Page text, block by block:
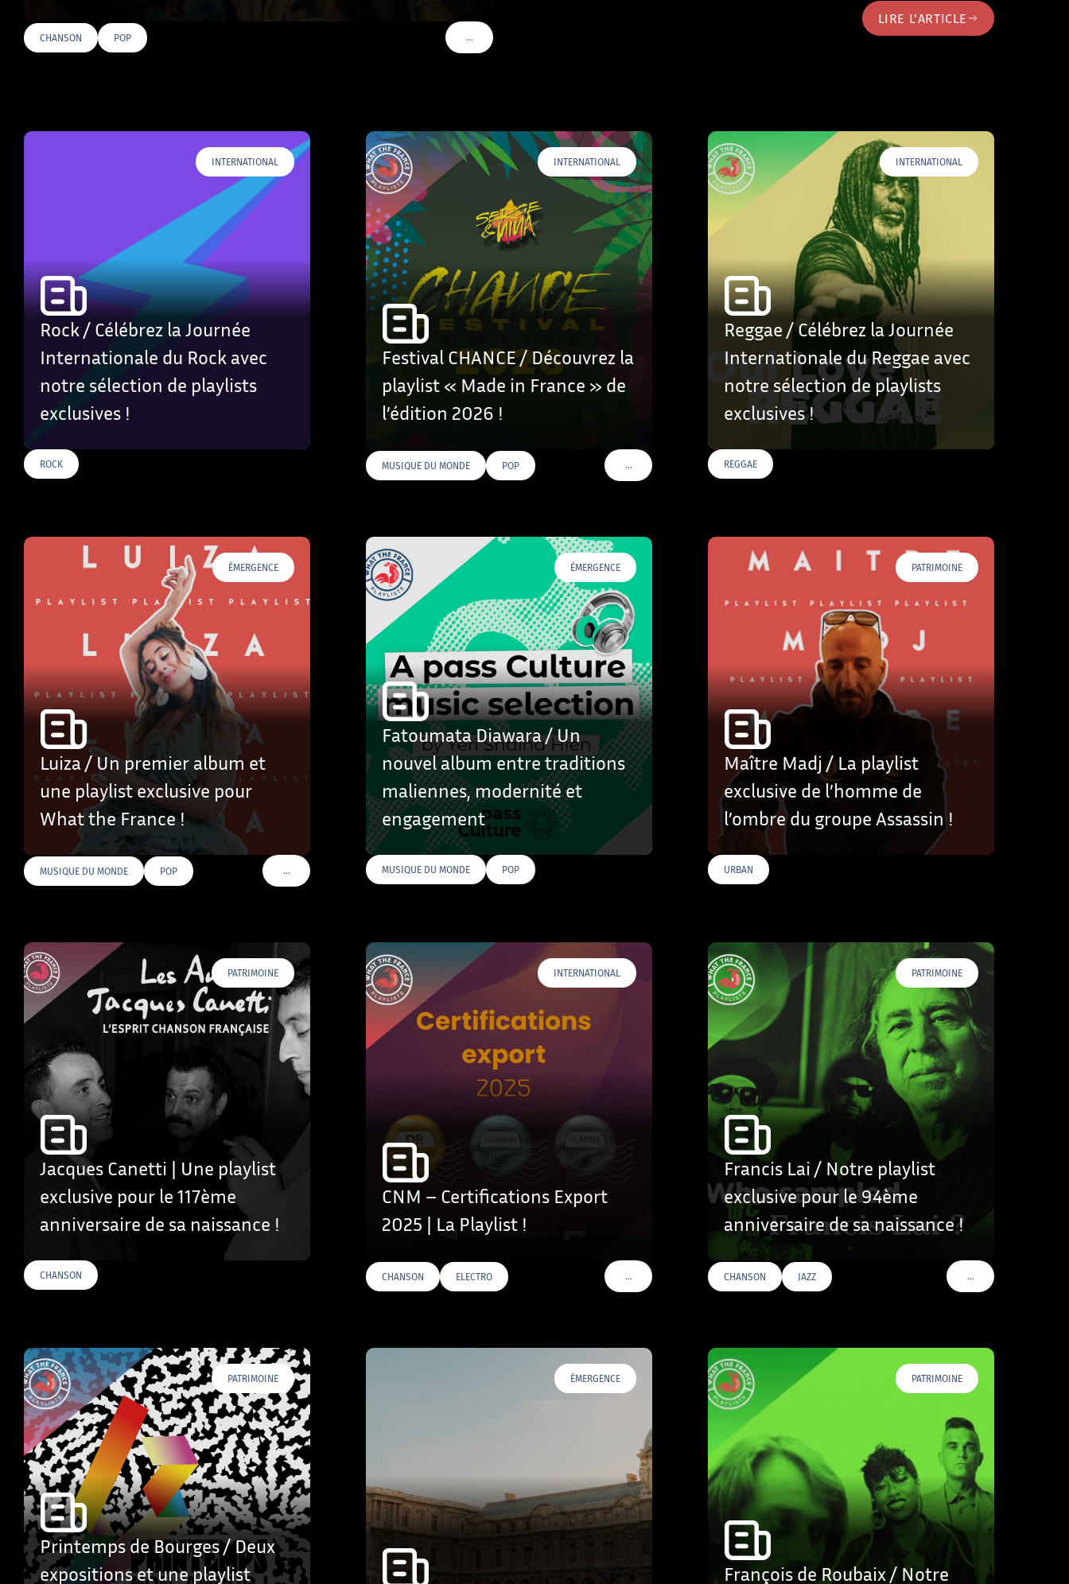
CHANSON POP …VOIR PLUS DE TAGS
LIRE L'ARTICLE
INTERNATIONAL
Rock / Célébrez la Journée
Internationale du Rock avec
notre sélection de playlists
exclusives !
ROCK
INTERNATIONAL
Festival CHANCE / Découvrez la
playlist « Made in France » de
l’édition 2026 !
MUSIQUE DU MONDE POP …VOIR PLUS DE TAGS
INTERNATIONAL
Reggae / Célébrez la Journée
Internationale du Reggae avec
notre sélection de playlists
exclusives !
REGGAE
ÉMERGENCE
Luiza / Un premier album et
une playlist exclusive pour
What the France !
MUSIQUE DU MONDE POP …VOIR PLUS DE TAGS
ÉMERGENCE
Fatoumata Diawara / Un
nouvel album entre traditions
maliennes, modernité et
engagement
MUSIQUE DU MONDE POP
PATRIMOINE
Maître Madj / La playlist
exclusive de l’homme de
l’ombre du groupe Assassin !
URBAN
PATRIMOINE
Jacques Canetti | Une playlist
exclusive pour le 117ème
anniversaire de sa naissance !
CHANSON
INTERNATIONAL
CNM – Certifications Export
2025 | La Playlist !
CHANSON ELECTRO …VOIR PLUS DE TAGS
PATRIMOINE
Francis Lai / Notre playlist
exclusive pour le 94ème
anniversaire de sa naissance !
CHANSON JAZZ …VOIR PLUS DE TAGS
PATRIMOINE
Printemps de Bourges / Deux
expositions et une playlist
ÉMERGENCE PATRIMOINE
François de Roubaix / Notre